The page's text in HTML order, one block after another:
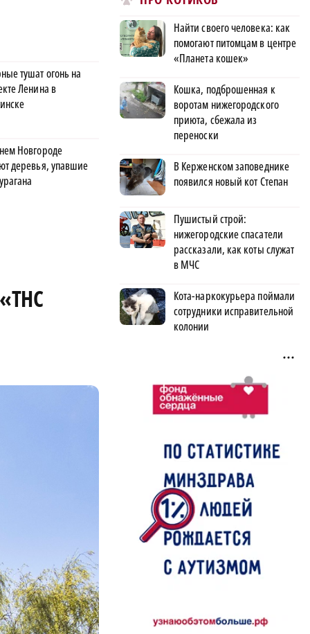
тушат огонь на
Ленина в
Новгороде
деревья, упавшие
Найти своего человека: как
помогают питомцам в центре
«Планета кошек»
Кошка, подброшенная к
воротам нижегородского
приюта, сбежала из
переноски
В Керженском заповеднике
появился новый кот Степан
Пушистый строй:
нижегородские спасатели
рассказали, как коты служат
в МЧС
Кота-наркокурьера поймали
сотрудники исправительной
колонии